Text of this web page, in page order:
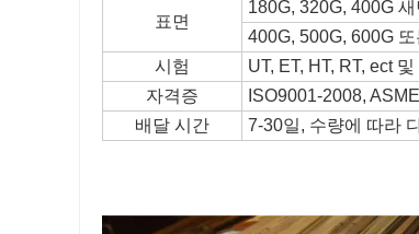
표면
180G, 320G, 400G
400G, 500G, 600G
시험
UT, ET, HT, RT, ect
자격증
ISO9001-2008,
배달 시간
7-30일, 수량에 따라